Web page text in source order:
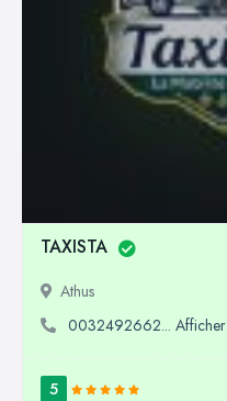
TAXISTA
Athus
0032492662... Afficher
5